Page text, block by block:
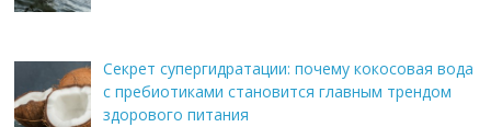
Секрет супергидратации: почему кокосовая вода
с пребиотиками становится главным трендом
здорового питания